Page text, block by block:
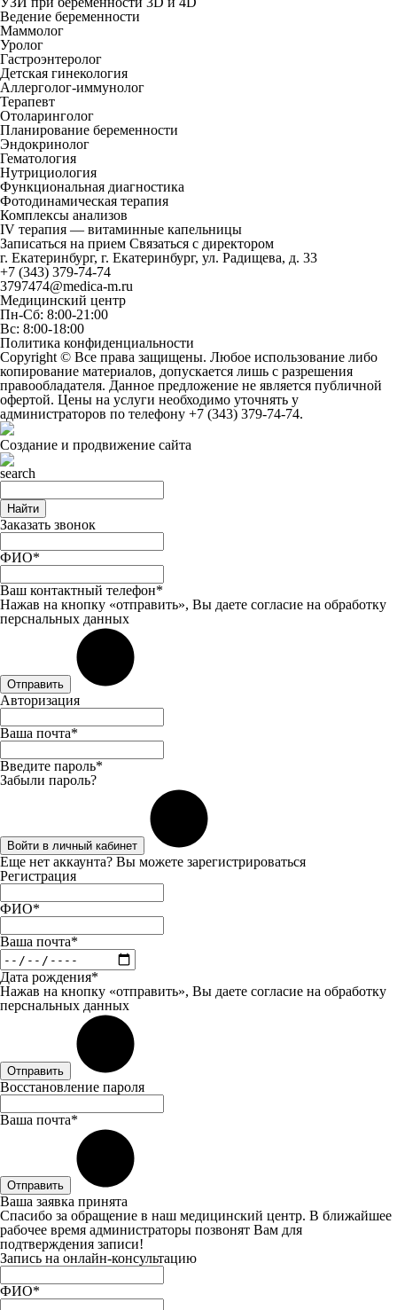
Ведение беременности
Маммолог
Уролог
Гастроэнтеролог
Детская гинекология
Аллерголог-иммунолог
Терапевт
Отоларинголог
Планирование беременности
Эндокринолог
Гематология
Нутрициология
Функциональная диагностика
Фотодинамическая терапия
Комплексы анализов
IV терапия — витаминные капельницы
Записаться на прием Связаться с директором
г. Екатеринбург, г. Екатеринбург, ул. Радищева, д. 33
+7 (343) 379-74-74
3797474@medica-m.ru
Медицинский центр
Пн-Сб: 8:00-21:00
Вс: 8:00-18:00
Политика конфиденциальности
Copyright © Все права защищены. Любое использование либо
копирование материалов, допускается лишь с разрешения
правообладателя. Данное предложение не является публичной
офертой. Цены на услуги необходимо уточнять у
администраторов по телефону +7 (343) 379-74-74.
Создание и продвижение сайта
Найти
Заказать звонок
ФИО*
Ваш контактный телефон*
Нажав на кнопку «отправить», Вы даете согласие на обработку
перснальных данных
Отправить
Авторизация
Ваша почта*
Введите пароль*
Забыли пароль?
Войти в личный кабинет
Еще нет аккаунта? Вы можете зарегистрироваться
Регистрация
ФИО*
Ваша почта*
Дата рождения*
Нажав на кнопку «отправить», Вы даете согласие на обработку
перснальных данных
Отправить
Восстановление пароля
Ваша почта*
Отправить
Ваша заявка принята
Спасибо за обращение в наш медицинский центр. В ближайшее
рабочее время администраторы позвонят Вам для
подтверждения записи!
Запись на онлайн-консультацию
ФИО*